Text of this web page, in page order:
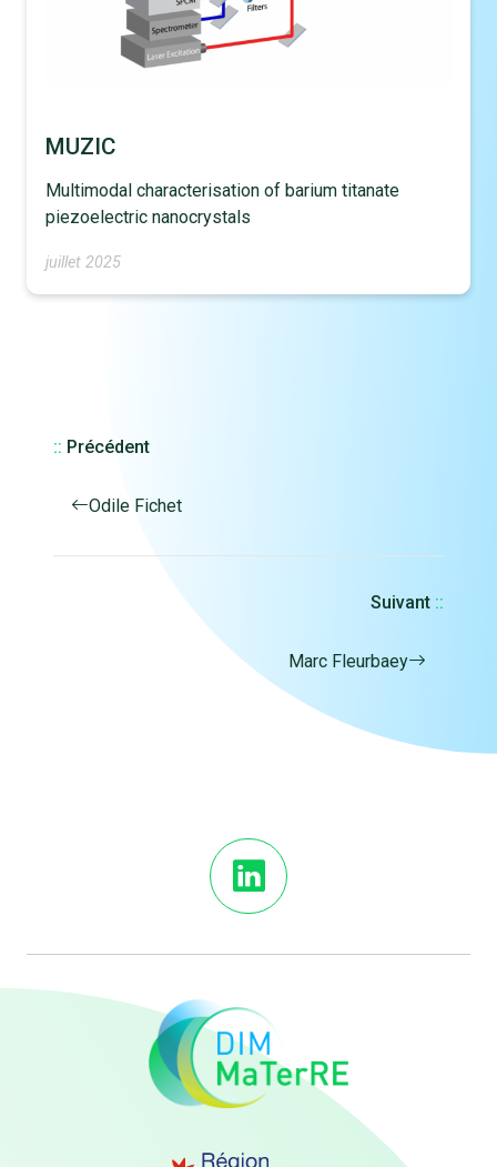
MUZIC
Multimodal characterisation of barium titanate
piezoelectric nanocrystals
juillet 2025
:: Précédent
Odile Fichet
Suivant ::
Marc Fleurbaey